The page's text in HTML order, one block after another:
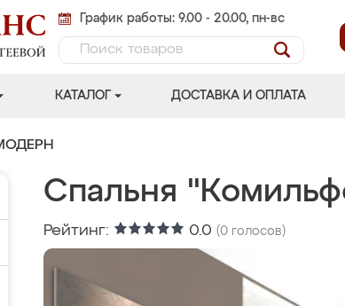
График работы: 9.00 - 20.00, пн-вс
КАТАЛОГ ДОСТАВКА И ОПЛАТА
Спальня
Рейтинг: 0.0 (0 голосов)